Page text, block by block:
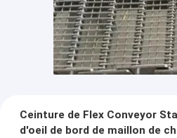
Ceinture de Flex Conveyor
d'oeil de bord de maillon de